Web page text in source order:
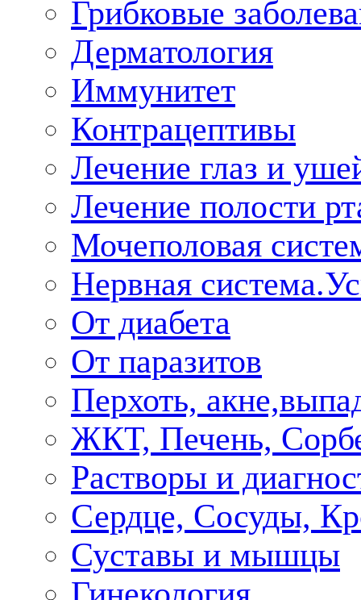
Грибковые
Дерматология
Иммунитет
Контрацептивы
Лечение глаз и
Лечение полости
Мочеполовая
Нервная
От диабета
От паразитов
Перхоть,
ЖКТ, Печень,
Растворы и
Сердце, Сосуды,
Суставы и мышцы